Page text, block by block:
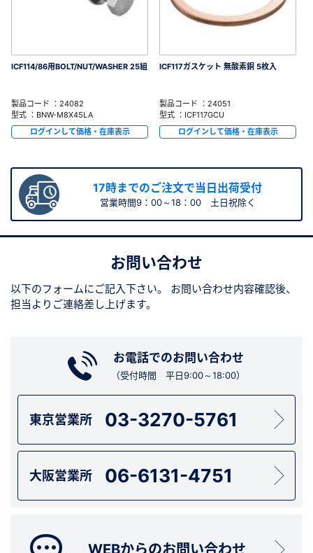
ICF114/86用BOLT/NUT/WASHER 25組
製品コード ：24082
型式 ：BNW-M8X45LA
ログインして価格・在庫表示
ICF117ガスケット 無酸素銅 5枚入
製品コード ：24051
型式 ：ICF117GCU
ログインして価格・在庫表示
17時までのご注文で当日出荷受付
営業時間9：00～18：00 土日祝除く
お問い合わせ
以下のフォームにご記入下さい。
お問い合わせ内容確認後、
担当よりご連絡差し上げます。
お電話でのお問い合わせ
（受付時間 平日9:00～18:00）
東京営業所 03-3270-5761
大阪営業所 06-6131-4751
WEBからのお問い合わせ